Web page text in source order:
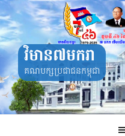
Skip
to
content
វិមាន៧មករា
គណបក្សប្រជាជនកម្ពុជា